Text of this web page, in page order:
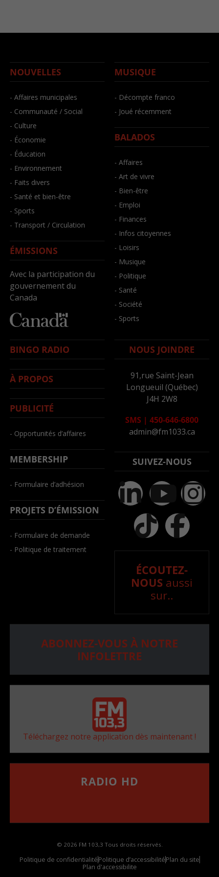
NOUVELLES
- Affaires municipales
- Communauté / Social
- Culture
- Économie
- Éducation
- Environnement
- Faits divers
- Santé et bien-être
- Sports
- Transport / Circulation
ÉMISSIONS
Avec la participation du
gouvernement du
Canada
MUSIQUE
- Décompte franco
- Joué récemment
BALADOS
- Affaires
- Art de vivre
- Bien-être
- Emploi
- Finances
- Infos citoyennes
- Loisirs
- Musique
- Politique
- Santé
- Société
- Sports
BINGO RADIO
À PROPOS
PUBLICITÉ
- Opportunités d’affaires
MEMBERSHIP
- Formulaire d’adhésion
PROJETS D’ÉMISSION
- Formulaire de demande
- Politique de traitement
NOUS JOINDRE
91,rue Saint-Jean
Longueuil (Québec)
J4H 2W8
SMS | 450-646-6800
admin@fm1033.ca
SUIVEZ-NOUS
ÉCOUTEZ-
NOUS aussi
sur..
ABONNEZ-VOUS À NOTRE
INFOLETTRE
Téléchargez notre application dès maintenant !
RADIO HD
© 2026 FM 103,3 Tous droits réservés.
Politique de confidentialitéPolitique d’accessibilitéPlan du site
Plan d'accessibilite